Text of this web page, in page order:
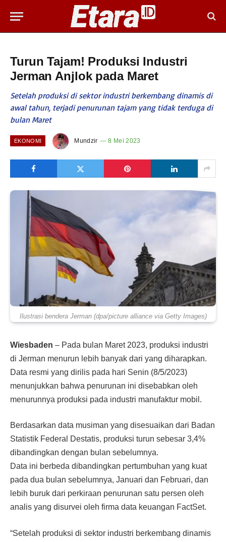
Turun Tajam! Produksi Industri
Jerman Anjlok pada Maret
Setelah produksi di sektor industri berkembang dinamis di
awal tahun, terjadi penurunan tajam yang tidak terduga di
bulan Maret
EKONOMI Mundzir 8 Mei 2023
Ilustrasi bendera Jerman (dpa/picture alliance via Getty Images)
Wiesbaden – Pada bulan Maret 2023, produksi industri
di Jerman menurun lebih banyak dari yang diharapkan.
Data resmi yang dirilis pada hari Senin (8/5/2023)
menunjukkan bahwa penurunan ini disebabkan oleh
menurunnya produksi pada industri manufaktur mobil.
Berdasarkan data musiman yang disesuaikan dari Badan
Statistik Federal Destatis, produksi turun sebesar 3,4%
dibandingkan dengan bulan sebelumnya.
Data ini berbeda dibandingkan pertumbuhan yang kuat
pada dua bulan sebelumnya, Januari dan Februari, dan
lebih buruk dari perkiraan penurunan satu persen oleh
analis yang disurvei oleh firma data keuangan FactSet.
“Setelah produksi di sektor industri berkembang dinamis